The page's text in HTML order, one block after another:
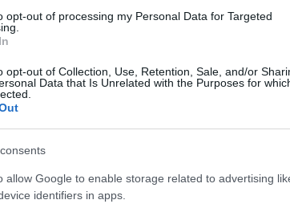
opt-out of processing my Personal Data for Targeted
opt-out of Collection, Use, Retention, Sale, and/or
Data that Is Unrelated with the Purposes for
allow Google to enable storage related to advertising
identifiers in apps.